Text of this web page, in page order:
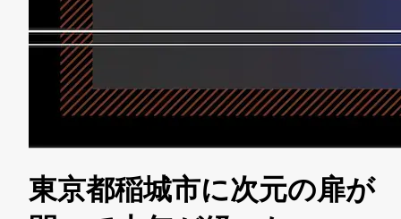
東京都稲城市に次元の扉が